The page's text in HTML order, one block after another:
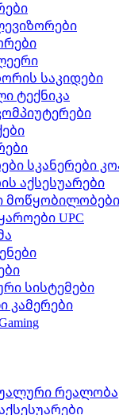
საკიდები
ტექნიკა
სკანერები
აქსესუარები
მოწყობილობები
UPC
სისტემები
კამერები
რეალობა